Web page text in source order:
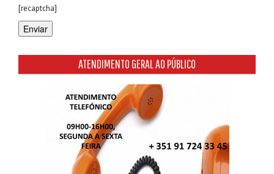
[recaptcha]
ATENDIMENTO GERAL AO PÚBLICO